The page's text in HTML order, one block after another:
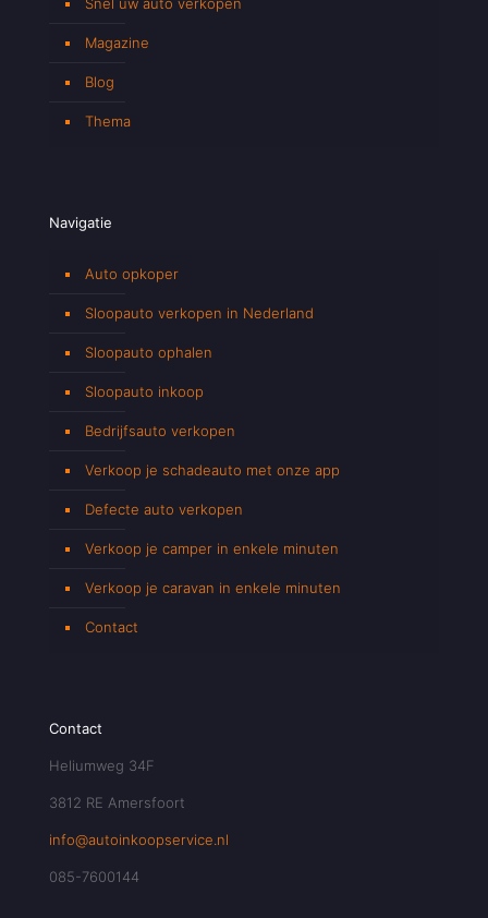
Magazine
Blog
Thema
Navigatie
Auto opkoper
Sloopauto verkopen in Nederland
Sloopauto ophalen
Sloopauto inkoop
Bedrijfsauto verkopen
Verkoop je schadeauto met onze app
Defecte auto verkopen
Verkoop je camper in enkele minuten
Verkoop je caravan in enkele minuten
Contact
Contact
Heliumweg 34F
3812 RE Amersfoort
info@autoinkoopservice.nl
085-7600144